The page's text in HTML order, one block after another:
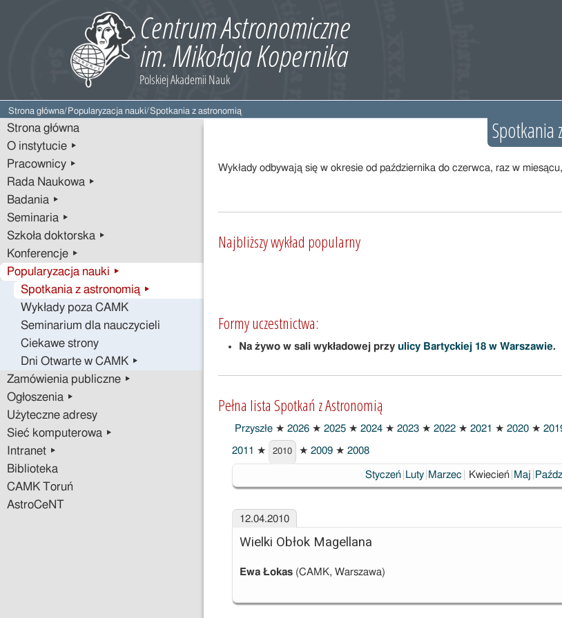
Strona główna/ Popularyzacja nauki/Spotkania z astronomią
Strona główna
O instytucie ▸
Pracownicy ▸
Rada Naukowa ▸
Badania ▸
Seminaria ▸
Szkoła doktorska ▸
Konferencje ▸
Popularyzacja nauki ▸
Spotkania z astronomią ▸
Wykłady poza CAMK
Seminarium dla nauczycieli
Ciekawe strony
Dni Otwarte w CAMK ▸
Zamówienia publiczne ▸
Ogłoszenia ▸
Użyteczne adresy
Sieć komputerowa ▸
Intranet ▸
Biblioteka
CAMK Toruń
AstroCeNT
Spotkania
Wykłady odbywają się w okresie od października do czerwca, raz w miesącu,
Najbliższy wykład popularny
Formy uczestnictwa:
Na żywo w sali wykładowej przy ulicy Bartyckiej 18 w Warszawie.
Pełna lista Spotkań z Astronomią
Przyszłe ★ 2026 ★ 2025 ★ 2024 ★ 2023 ★ 2022 ★ 2021 ★ 2020 ★
2011 ★
2010
2010 ★ 2009 ★ 2008
Styczeń Luty Marzec Wybrane
Kwiecień Maj
12.04.2010
Wielki Obłok Magellana
Ewa Łokas(CAMK, Warszawa)